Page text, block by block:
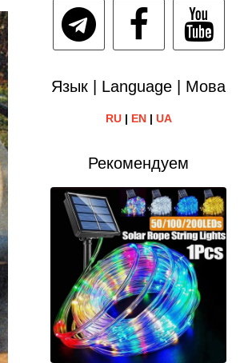
Язык | Language | Мова
RU| EN| UA
Рекомендуем